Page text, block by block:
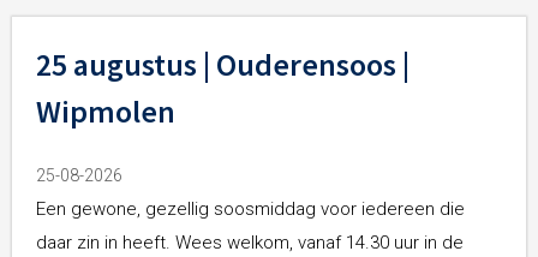
Onze gemeenschappen
CityKerk
25 augustus | Ouderensoos |
Wipmolen
25-08-2026
Een gewone, gezellig soosmiddag voor iedereen die
daar zin in heeft. Wees welkom, vanaf 14.30 uur in de